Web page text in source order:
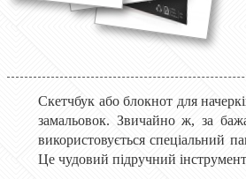
Скетчбук або блокнот для
замальовок. Звичайно ж, за
використовується спеціальний
Це чудовий підручний